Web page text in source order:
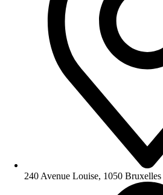
240 Avenue Louise, 1050 Bruxelles